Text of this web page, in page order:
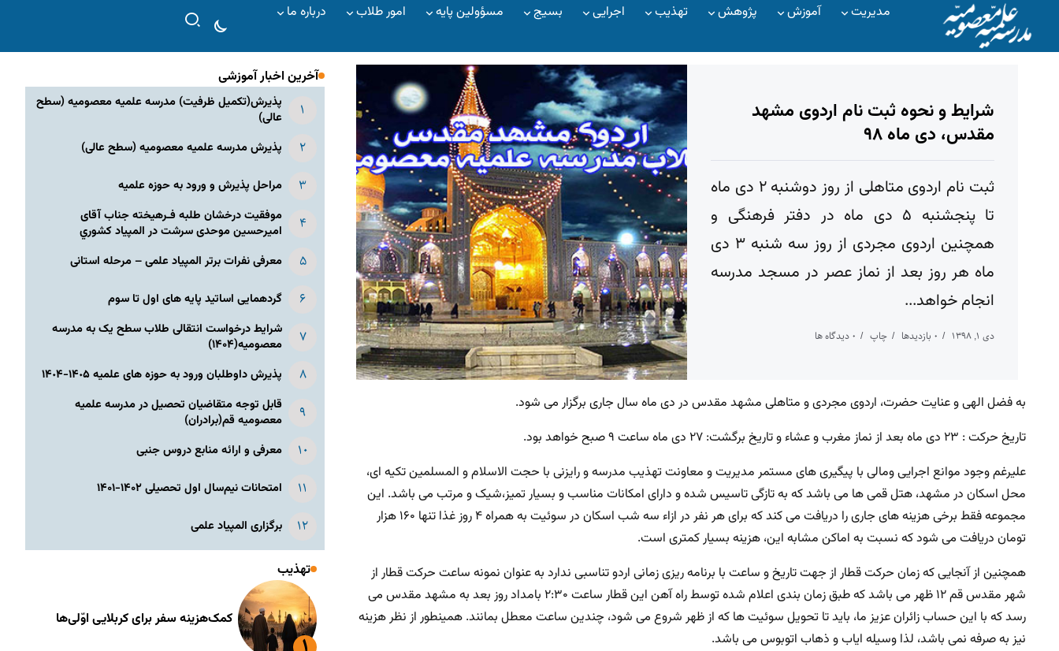
مدیریت آموزش پژوهش تهذیب اجرایی بسیج مسؤولین پایه امور طلاب درباره ما
شرایط و نحوه ثبت نام اردوی مشهد
مقدس، دی ماه ۹۸
ثبت نام اردوی متاهلی از روز دوشنبه ۲ دی ماه
تا پنجشنبه ۵ دی ماه در دفتر فرهنگی و
همچنین اردوی مجردی از روز سه شنبه ۳ دی
ماه هر روز بعد از نماز عصر در مسجد مدرسه
انجام خواهد...
دی ۱, ۱۳۹۸ ۰ بازدیدها چاپ ۰ دیدگاه ها
به فضل الهی و عنایت حضرت، اردوی مجردی و متاهلی مشهد مقدس در دی ماه سال جاری برگزار می شود.
تاریخ حرکت : ۲۳ دی ماه بعد از نماز مغرب و عشاء و تاریخ برگشت: ۲۷ دی ماه ساعت ۹ صبح خواهد بود.
علیرغم وجود موانع اجرایی ومالی با پیگیری های مستمر مدیریت و معاونت تهذیب مدرسه و رایزنی با حجت الاسلام و المسلمین تکیه ای،
محل اسکان در مشهد، هتل قمی ها می باشد که به تازگی تاسیس شده و دارای امکانات مناسب و بسیار تمیز،شیک و مرتب می باشد. این
مجموعه فقط برخی هزینه های جاری را دریافت می کند که برای هر نفر در ازاء سه شب اسکان در سوئیت به همراه ۴ روز غذا تنها ۱۶۰ هزار
تومان دریافت می شود که نسبت به اماکن مشابه این، هزینه بسیار کمتری است.
همچنین از آنجایی که زمان حرکت قطار از جهت تاریخ و ساعت با برنامه ریزی زمانی اردو تناسبی ندارد به عنوان نمونه ساعت حرکت قطار از
شهر مقدس قم ۱۲ ظهر می باشد که طبق زمان بندی اعلام شده توسط راه آهن این قطار ساعت ۲:۳۰ بامداد روز بعد به مشهد مقدس می
رسد که با این حساب زائران عزیز ما، باید تا تحویل سوئیت ها که از ظهر شروع می شود، چندین ساعت معطل بمانند. همینطور از نظر هزینه
نیز به صرفه نمی باشد، لذا وسیله ایاب و ذهاب اتوبوس می باشد.
آخرین اخبار آموزشی
پذیرش(تکمیل ظرفیت) مدرسه علمیه معصومیه‌ (سطح
عالی)
پذیرش مدرسه علمیه معصومیه‌ (سطح عالی)
مراحل پذیرش و ورود به حوزه علمیه
موفقیت درخشان طلبه فـرهیخته جناب آقای
امیرحسین موحدی سرشت در المپياد كشوري
معرفی نفرات برتر المپیاد علمی – مرحله استانی
گردهمایی اساتید پایه های اول تا سوم
شرایط درخواست انتقالی طلاب سطح یک به مدرسه
معصومیه(۱۴۰۴)
پذیرش داوطلبان ورود به حوزه های علمیه ١۴٠۵-١۴٠۴
قابل توجه متقاضیان تحصیل در مدرسه علمیه
معصومیه قم(برادران)
معرفی و ارائه منابع دروس جنبی
امتحانات نیم‌سال اول تحصیلی ۱۴۰۲-۱۴۰۱
برگزاری المپیاد علمی
تهذیب
کمک‌هزینه سفر برای کربلایی اوّلی‌ها